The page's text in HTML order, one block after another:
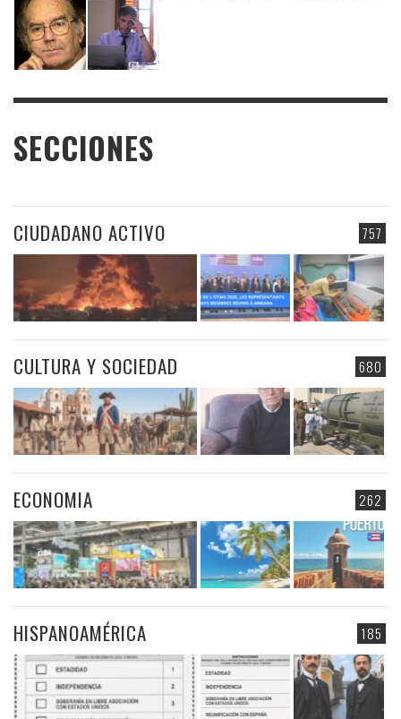
SECCIONES
757
CIUDADANO ACTIVO
680
CULTURA Y SOCIEDAD
262
ECONOMIA
185
HISPANOAMÉRICA